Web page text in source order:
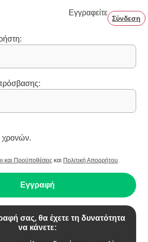
Εγγραφείτε
Σύνδεση
χρονών.
και Προϋποθέσεις και Πολιτική Απορρήτου.
Εγγραφή
σας, θα έχετε τη δυνατότητα
να κάνετε: